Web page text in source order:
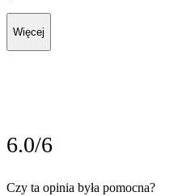
Więcej
6.0/6
Czy ta opinia była pomocna?